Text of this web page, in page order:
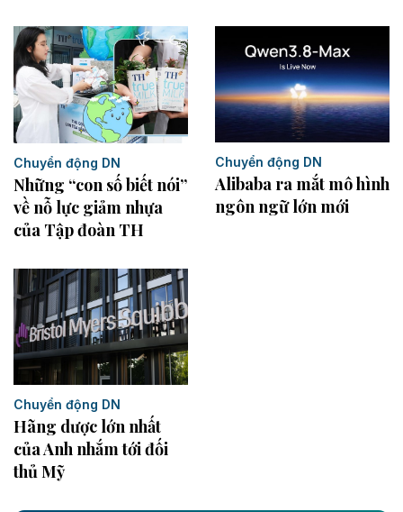
Chuyển động DN
Những “con số biết nói”
về nỗ lực giảm nhựa
của Tập đoàn TH
Chuyển động DN
Alibaba ra mắt mô hình
ngôn ngữ lớn mới
Chuyển động DN
Hãng dược lớn nhất
của Anh nhắm tới đối
thủ Mỹ